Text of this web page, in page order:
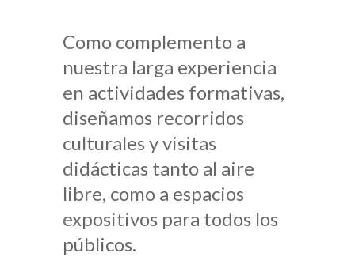
Como complemento a
nuestra larga experiencia
en actividades formativas,
diseñamos recorridos
culturales y visitas
didácticas tanto al aire
libre, como a espacios
expositivos para todos los
públicos.